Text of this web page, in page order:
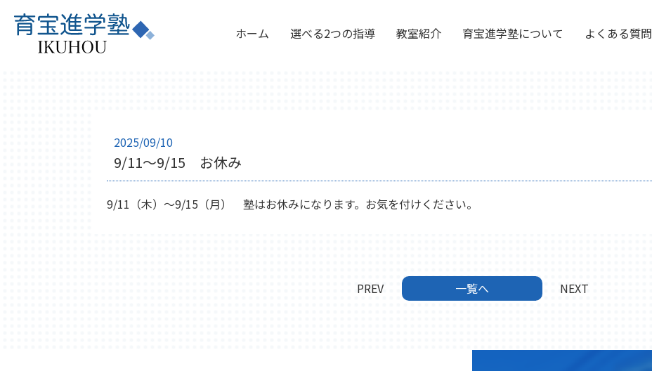
ホーム 選べる2つの指導 教室紹介 育宝進学塾について よくある質問
2025/09/10
9/11～9/15 お休み
9/11（木）～9/15（月） 塾はお休みになります。お気を付けください。
PREV 一覧へ NEXT